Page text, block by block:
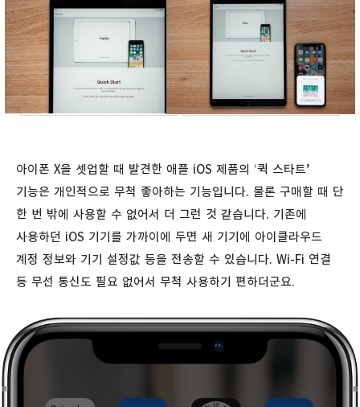
아이폰 X을 셋업할 때 발견한 애플 iOS 제품의 ‘퀵 스타트’
기능은 개인적으로 무척 좋아하는 기능입니다. 물론 구매할 때 단
한 번 밖에 사용할 수 없어서 더 그런 것 같습니다. 기존에
사용하던 iOS 기기를 가까이에 두면 새 기기에 아이클라우드
계정 정보와 기기 설정값 등을 전송할 수 있습니다. Wi-Fi 연결
등 무선 통신도 필요 없어서 무척 사용하기 편하더군요.